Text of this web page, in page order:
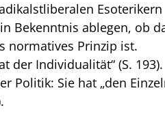
Esoterikern
Bekenntnis ablegen, ob
normatives Prinzip ist.
der Individualität“ (S. 193).
Politik: Sie hat „den